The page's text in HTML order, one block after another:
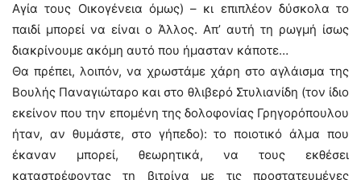
Αγία τους Οικογένεια όμως) – κι επιπλέον δύσκολα το
παιδί μπορεί να είναι ο Άλλος. Απ’ αυτή τη ρωγμή ίσως
διακρίνουμε ακόμη αυτό που ήμασταν κάποτε…
Θα πρέπει, λοιπόν, να χρωστάμε χάρη στο αγλάισμα της
Βουλής Παναγιώταρο και στο θλιβερό Στυλιανίδη (τον ίδιο
εκείνον που την επομένη της δολοφονίας Γρηγορόπουλου
ήταν, αν θυμάστε, στο γήπεδο): το ποιοτικό άλμα που
έκαναν μπορεί, θεωρητικά, να τους εκθέσει
καταστρέφοντας τη βιτρίνα με τις προστατευμένες